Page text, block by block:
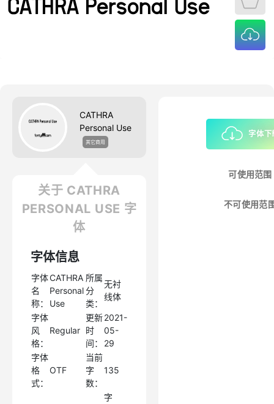
CATHRA
Personal Use
其它商用
关于 CATHRA
PERSONAL USE 字
体
字体信息
字体
名
称：
CATHRA
Personal
Use
所属
分
类：
无衬
线体
字体
风
格：
Regular
更新
时
间：
2021-
05-
29
字体
格
式：
OTF
当前
字
数：
135
字
字体下
可使用范围
不可使用范